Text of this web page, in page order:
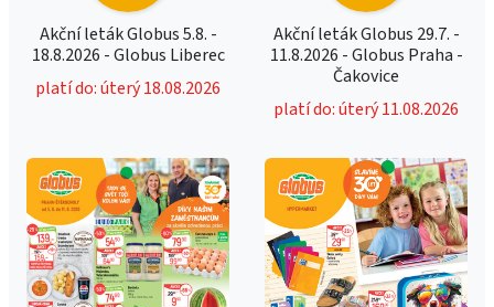
Akční leták Globus 5.8. -
18.8.2026 - Globus Liberec
platí do: úterý 18.08.2026
Akční leták Globus 29.7. -
11.8.2026 - Globus Praha -
Čakovice
platí do: úterý 11.08.2026